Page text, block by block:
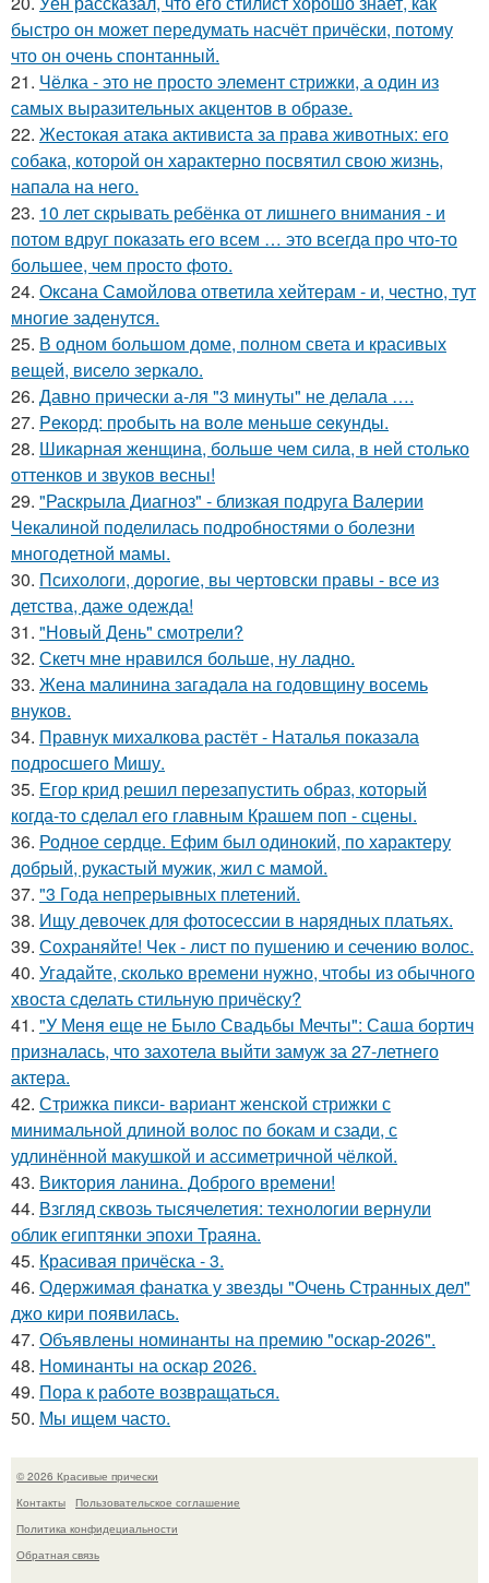
быстро он может передумать насчёт причёски, потому
что он очень спонтанный.
21. Чёлка - это не просто элемент стрижки, а один из
самых выразительных акцентов в образе.
22. Жестокая атака активиста за права животных: его
собака, которой он характерно посвятил свою жизнь,
напала на него.
23. 10 лет скрывать ребёнка от лишнего внимания - и
потом вдруг показать его всем … это всегда про что-то
большее, чем просто фото.
24. Оксана Самойлова ответила хейтерам - и, честно, тут
многие заденутся.
25. В одном большом доме, полном света и красивых
вещей, висело зеркало.
26. Давно прически а-ля "3 минуты" не делала ….
27. Peкopд: пpoбыть нa вoлe мeньшe ceкyнды.
28. Шикарная женщина, больше чем сила, в ней столько
оттенков и звуков весны!
29. "Раскрыла Диагноз" - близкая подруга Валерии
Чекалиной поделилась подробностями о болезни
многодетной мамы.
30. Психологи, дорогие, вы чертовски правы - все из
детства, даже одежда!
31. "Новый День" смотрели?
32. Скетч мне нравился больше, ну ладно.
33. Жена малинина загадала на годовщину восемь
внуков.
34. Правнук михалкова растёт - Наталья показала
подросшего Мишу.
35. Егор крид решил перезапустить образ, который
когда-то сделал его главным Крашем поп - сцены.
36. Родное сердце. Ефим был одинокий, по характеру
добрый, рукастый мужик, жил с мамой.
37. "3 Года непрерывных плетений.
38. Ищу девочек для фотосессии в нарядных платьях.
39. Сохраняйте! Чек - лист по пушению и сечению волос.
40. Угадайте, сколько времени нужно, чтобы из обычного
хвоста сделать стильную причёску?
41. "У Меня еще не Было Свадьбы Мечты": Саша бортич
призналась, что захотела выйти замуж за 27-летнего
актера.
42. Стрижка пикси- вариант женской стрижки с
минимальной длиной волос по бокам и сзади, с
удлинённой макушкой и ассиметричной чёлкой.
43. Виктория ланина. Доброго времени!
44. Взгляд сквозь тысячелетия: технологии вернули
облик египтянки эпохи Траяна.
45. Красивая причёска - 3.
46. Одержимая фанатка у звезды "Очень Странных дел"
джо кири появилась.
47. Объявлены номинанты на премию "оскар-2026".
48. Номинанты на оскар 2026.
49. Пора к работе возвращаться.
50. Мы ищем часто.
© 2026 Красивые прически
Контакты
Пользовательское соглашение
Политика конфидециальности
Обратная связь